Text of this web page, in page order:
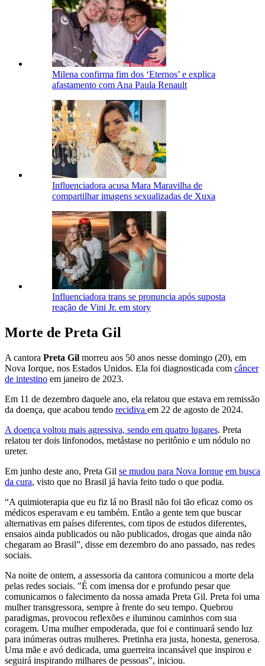
Milena confirma fim dos ‘Eternos’ e explica
afastamento com Ana Paula Renault
Influenciadora acusa Mara Maravilha de
compartilhar imagens sexualizadas de Xuxa
Influenciadora trans se pronuncia após suposta
reação de Vini Jr. em story
Morte de Preta Gil
A cantora Preta Gil morreu aos 50 anos nesse domingo (20), em
Nova Iorque, nos Estados Unidos. Ela foi diagnosticada com câncer
de intestino em janeiro de 2023.
Em 11 de dezembro daquele ano, ela relatou que estava em remissão
da doença, que acabou tendo recidiva em 22 de agosto de 2024.
A doença voltou mais agressiva, sendo em quatro lugares. Preta
relatou ter dois linfonodos, metástase no peritônio e um nódulo no
ureter.
Em junho deste ano, Preta Gil se mudou para Nova Iorque em busca
da cura, visto que no Brasil já havia feito tudo o que podia.
“A quimioterapia que eu fiz lá no Brasil não foi tão eficaz como os
médicos esperavam e eu também. Então a gente tem que buscar
alternativas em países diferentes, com tipos de estudos diferentes,
ensaios ainda publicados ou não publicados, drogas que ainda não
chegaram ao Brasil”, disse em dezembro do ano passado, nas redes
sociais.
Na noite de ontem, a assessoria da cantora comunicou a morte dela
pelas redes sociais. "É com imensa dor e profundo pesar que
comunicamos o falecimento da nossa amada Preta Gil. Preta foi uma
mulher transgressora, sempre à frente do seu tempo. Quebrou
paradigmas, provocou reflexões e iluminou caminhos com sua
coragem. Uma mulher empoderada, que foi e continuará sendo luz
para inúmeras outras mulheres. Pretinha era justa, honesta, generosa.
Uma mãe e avó dedicada, uma guerreira incansável que inspirou e
seguirá inspirando milhares de pessoas", iniciou.